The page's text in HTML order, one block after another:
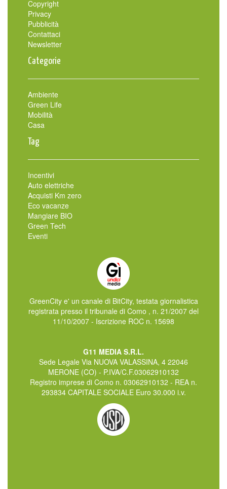
Copyright
Privacy
Pubblicità
Contattaci
Newsletter
Categorie
Ambiente
Green Life
Mobilità
Casa
Tag
Incentivi
Auto elettriche
Acquisti Km zero
Eco vacanze
Mangiare BIO
Green Tech
Eventi
GreenCity e' un canale di BitCity, testata giornalistica
registrata presso il tribunale di Como , n. 21/2007 del
11/10/2007 - Iscrizione ROC n. 15698
G11 MEDIA S.R.L.
Sede Legale Via NUOVA VALASSINA, 4 22046
MERONE (CO) - P.IVA/C.F.03062910132
Registro imprese di Como n. 03062910132 - REA n.
293834 CAPITALE SOCIALE Euro 30.000 i.v.